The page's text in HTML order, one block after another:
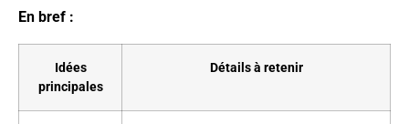
En bref :
Idées
principales
Détails à retenir